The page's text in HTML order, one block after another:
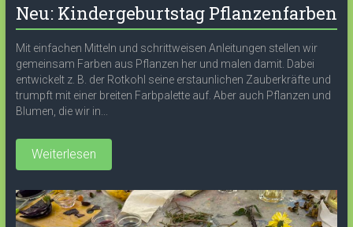
Neu: Kindergeburtstag Pflanzenfarben
Mit einfachen Mitteln und schrittweisen Anleitungen stellen wir
gemeinsam Farben aus Pflanzen her und malen damit. Dabei
entwickelt z. B. der Rotkohl seine erstaunlichen Zauberkräfte und
trumpft mit einer breiten Farbpalette auf. Aber auch Pflanzen und
Blumen, die wir in...
Weiterlesen